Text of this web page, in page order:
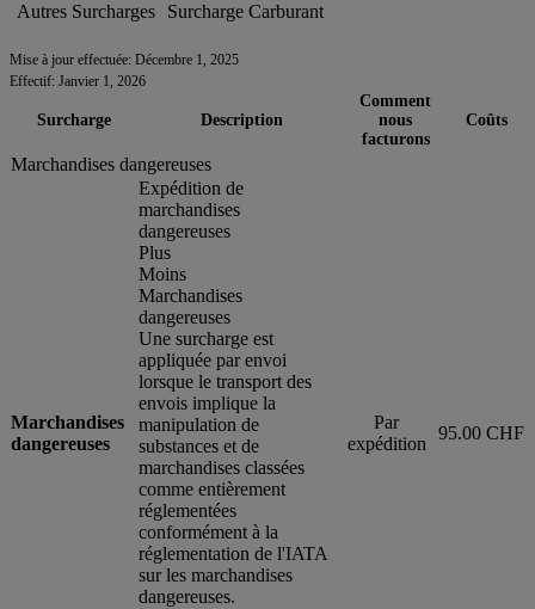
Autres Surcharges
Surcharge Carburant
Mise à jour effectuée: Décembre 1, 2025
Effectif: Janvier 1, 2026
Surcharge Description
Comment
nous
facturons
Coûts
Marchandises dangereuses
Marchandises
dangereuses
Expédition de
marchandises
dangereuses
Plus
Moins
Marchandises
dangereuses
Une surcharge est
appliquée par envoi
lorsque le transport des
envois implique la
manipulation de
substances et de
marchandises classées
comme entièrement
réglementées
conformément à la
réglementation de l'IATA
sur les marchandises
dangereuses.
Par
expédition
95.00 CHF